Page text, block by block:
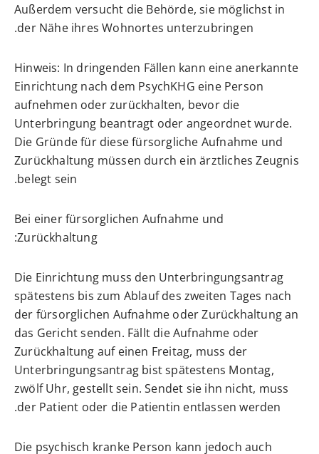
Außerdem versucht die Behörde, sie möglichst in
der Nähe ihres Wohnortes unterzubringen.
Hinweis: In dringenden Fällen kann eine anerkannte
Einrichtung nach dem PsychKHG eine Person
aufnehmen oder zurückhalten, bevor die
Unterbringung beantragt oder angeordnet wurde.
Die Gründe für diese fürsorgliche Aufnahme und
Zurückhaltung müssen durch ein ärztliches Zeugnis
belegt sein.
Bei einer fürsorglichen Aufnahme und
Zurückhaltung:
Die Einrichtung muss den Unterbringungsantrag
spätestens bis zum Ablauf des zweiten Tages nach
der fürsorglichen Aufnahme oder Zurückhaltung an
das Gericht senden. Fällt die Aufnahme oder
Zurückhaltung auf einen Freitag, muss der
Unterbringungsantrag bist spätestens Montag,
zwölf Uhr, gestellt sein. Sendet sie ihn nicht, muss
der Patient oder die Patientin entlassen werden.
Die psychisch kranke Person kann jedoch auch